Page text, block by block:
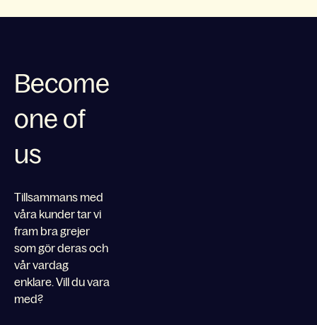
Become
one of
us
Tillsammans med
våra kunder tar vi
fram bra grejer
som gör deras och
vår vardag
enklare. Vill du vara
med?